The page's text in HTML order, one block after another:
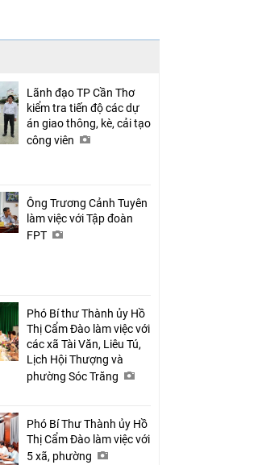
Chia sẻ
Lãnh đạo TP Cần Thơ
kiểm tra tiến độ các dự
án giao thông, kè, cải tạo
công viên
Ông Trương Cảnh Tuyên
làm việc với Tập đoàn
FPT
Phó Bí thư Thành ủy Hồ
Thị Cẩm Đào làm việc với
các xã Tài Văn, Liêu Tú,
Lịch Hội Thượng và
phường Sóc Trăng
Phó Bí Thư Thành ủy Hồ
Thị Cẩm Đào làm việc với
5 xã, phường